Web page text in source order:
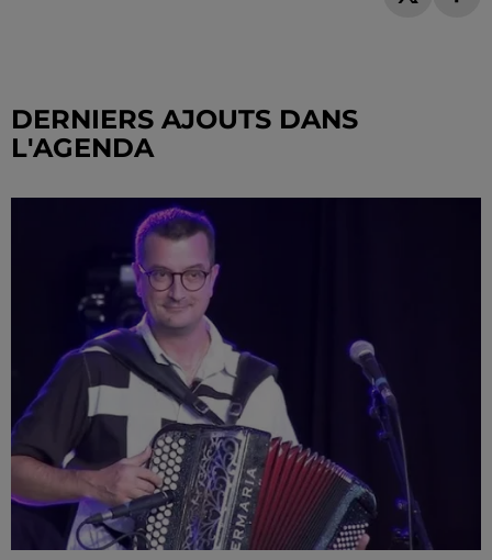
DERNIERS AJOUTS DANS
L'AGENDA